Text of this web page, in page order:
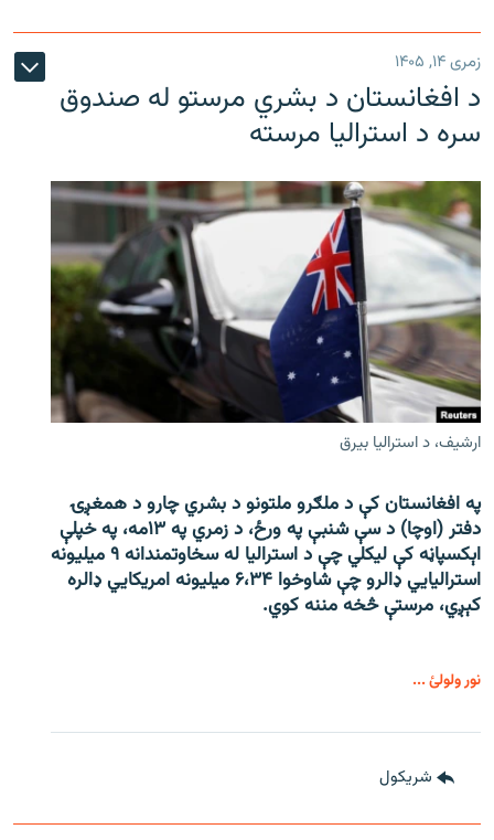
زمری ۱۴, ۱۴۰۵
د افغانستان د بشري مرستو له صندوق
سره د استرالیا مرسته
ارشیف، د استرالیا بیرق
په افغانستان کې د ملګرو ملتونو د بشري چارو د همغږۍ
دفتر (اوچا) د سې ‌شنبې په ورځ، د زمري په ۱۳مه، په خپلې
اېکسپاڼه کې لیکلي چې د استرالیا له سخاوتمندانه ۹ میلیونه
استرالیايي ډالرو چې شاوخوا ۶،۳۴ میلیونه امریکايي ډالره
کېږي، مرستې څخه مننه کوي.
نور ولولئ ...
شريکول